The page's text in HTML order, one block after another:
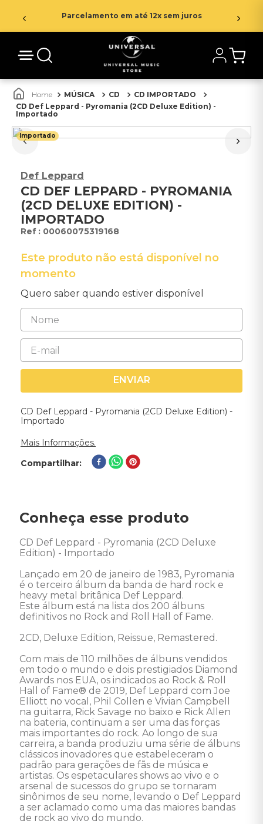
Parcelamento em até 12x sem juros
MÚSICA CD
CD IMPORTADO
CD Def Leppard - Pyromania (2CD Deluxe Edition) -
Importado
Importado
Def Leppard
CD DEF LEPPARD - PYROMANIA
(2CD DELUXE EDITION) -
IMPORTADO
: 00060075319168
Este produto não está disponível no
momento
Quero saber quando estiver disponível
ENVIAR
CD Def Leppard - Pyromania (2CD Deluxe Edition) -
Importado
Mais Informações.
Compartilhar
Conheça esse produto
CD Def Leppard - Pyromania (2CD Deluxe
Edition) - Importado
Lançado em 20 de janeiro de 1983, Pyromania
é o terceiro álbum da banda de hard rock e
heavy metal britânica Def Leppard.
Este álbum está na lista dos 200 álbuns
definitivos no Rock and Roll Hall of Fame.
2CD, Deluxe Edition, Reissue, Remastered.
Com mais de 110 milhões de álbuns vendidos
em todo o mundo e dois prestigiados Diamond
Awards nos EUA, os indicados ao Rock & Roll
Hall of Fame® de 2019, Def Leppard com Joe
Elliott no vocal, Phil Collen e Vivian Campbell
na guitarra, Rick Savage no baixo e Rick Allen
na bateria, continuam a ser uma das forças
mais importantes do rock. Ao longo de sua
carreira, a banda produziu uma série de álbuns
clássicos inovadores que estabeleceram o
padrão para gerações de fãs de música e
artistas. Os espetaculares shows ao vivo e o
arsenal de sucessos do grupo se tornaram
sinônimos de seu nome, levando o Def Leppard
a ser aclamado como uma das maiores bandas
de rock ao vivo do mundo.